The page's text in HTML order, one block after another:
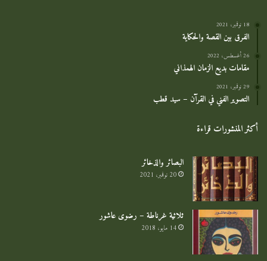
18 نوفمبر، 2021
الفرق بين القصة والحكاية
26 أغسطس، 2022
مقامات بديع الزمان الهمذاني
29 نوفمبر، 2021
التصوير الفني في القرآن – سيد قطب
أكثر المنشورات قراءة
البصائر والذخائر
20 نوفمبر، 2021
ثلاثية غرناطة – رضوى عاشور
14 مايو، 2018